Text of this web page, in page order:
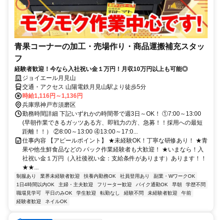
青果コーナーの加工・売場作り・商品運搬補充スタッ
フ
経験者歓迎！今なら入社祝い金１万円！月収10万円以上も可能◎
ジョイエール月見山
交通・アクセス 山陽電鉄月見山駅より徒歩5分
時給1,116円～1,136円
兵庫県神戸市須磨区
勤務時間詳細 下記いずれかの時間帯で週3日～OK！ ①7:00～13:00
(早朝作業できるガッツある方、即戦力の方、急募！！採用への最短
距離！！） ②8:00～13:00 ④13:00～17:0...
仕事内容 【アピールポイント】 ★未経験OK！丁寧な研修あり！ ★青
果や他生鮮食品などの パック作業経験者も大歓迎！ ★いまなら！入
社祝い金１万円（入社後祝い金：支給条件があります）あります！！
★★...
制服あり 業界未経験者歓迎 扶養内勤務OK 社員登用あり
副業・WワークOK
1日4時間以内OK
主婦・主夫歓迎 フリーター歓迎 バイク通勤OK 早朝
学歴不問
職場見学可
平日のみOK 学生歓迎 転勤なし 経験不問 未経験者歓迎
午前
経験者歓迎
ネイルOK